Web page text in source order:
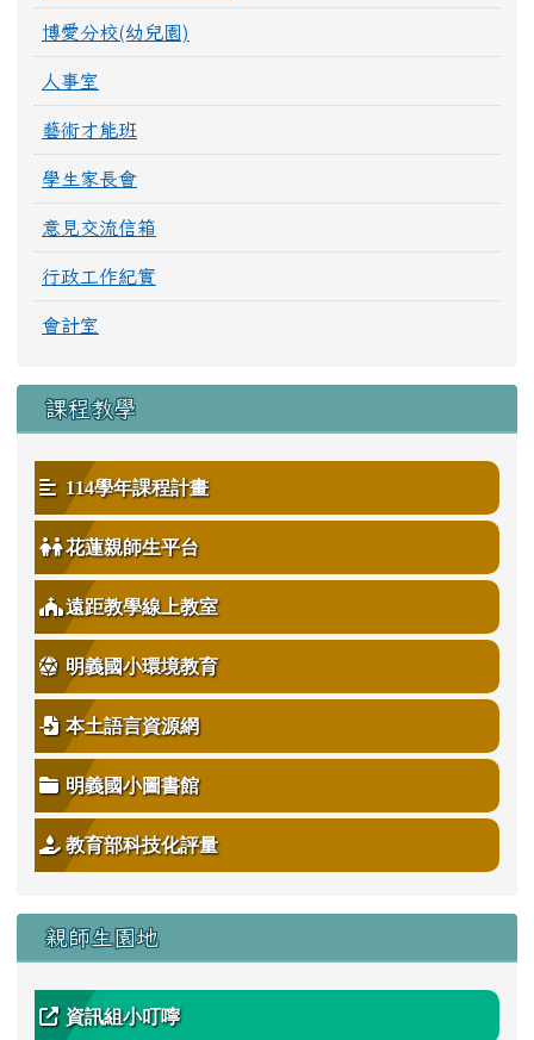
博愛分校(幼兒園)
人事室
藝術才能班
學生家長會
意見交流信箱
行政工作紀實
會計室
課程教學
114學年課程計畫
花蓮親師生平台
遠距教學線上教室
明義國小環境教育
本土語言資源網
明義國小圖書館
教育部科技化評量
親師生園地
資訊組小叮嚀